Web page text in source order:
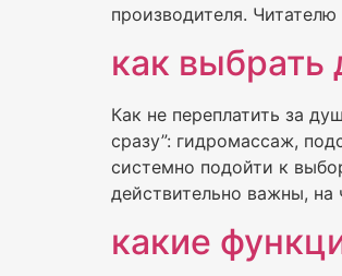
производителя.
как
Как не переплатить за
сразу”: гидромассаж,
системно подойти к
действительно важны,
какие